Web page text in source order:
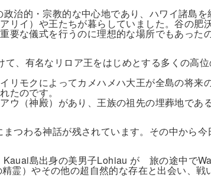
治的・宗教的な中心地であり、ハワイ諸島
リイ）や王たちが暮らしていました。谷の肥
要な儀式を行うのに理想的な場所でもあったの
、有名なリロア王をはじめとする多くの高
リモクによってカメハメハ大王が全島の将来
たのです。
ウ（神殿）があり、王族の祖先の埋葬地であ
つわる神話が残されています。その中から今
島出身の美男子Lohiau が 旅の途中で
霊）やその他の超自然的な存在と出会い、戦